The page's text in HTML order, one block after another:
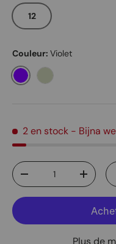
12
Couleur: Violet
Violet
2 en stock - Bijna
Qté
Diminuer la quantité